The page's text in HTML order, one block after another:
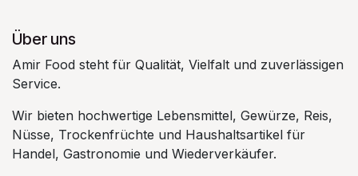
Über uns
Amir Food steht für Qualität, Vielfalt und zuverlässigen
Service.
Wir bieten hochwertige Lebensmittel, Gewürze, Reis,
Nüsse, Trockenfrüchte und Haushaltsartikel für
Handel, Gastronomie und Wiederverkäufer.